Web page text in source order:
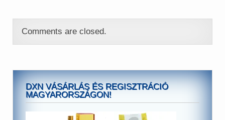
Comments are closed.
DXN VÁSÁRLÁS ÉS REGISZTRÁCIÓ
MAGYARORSZÁGON!